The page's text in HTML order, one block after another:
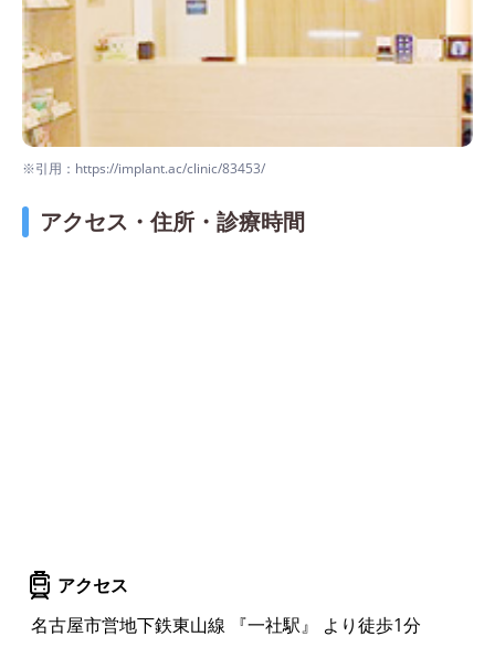
※引用：https://implant.ac/clinic/83453/
アクセス・住所・診療時間
アクセス
名古屋市営地下鉄東山線 『一社駅』 より徒歩1分